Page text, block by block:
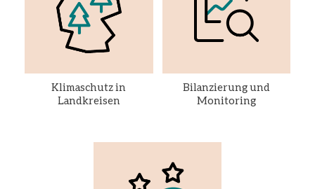
Klimaschutz in
Landkreisen
Bilanzierung und
Monitoring